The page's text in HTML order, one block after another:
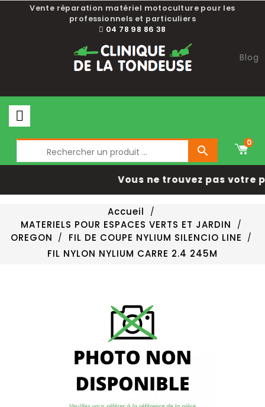
Vente réparation matériel motoculture pour les
professionnels et particuliers
04 78 98 86 38
Blog

0
Vous ne trouvez pas votre
Accueil
MATERIELS POUR ESPACES VERTS ET JARDIN
OREGON
FIL DE COUPE NYLIUM SILENCIO LINE
FIL NYLON NYLIUM CARRE 2.4 245M